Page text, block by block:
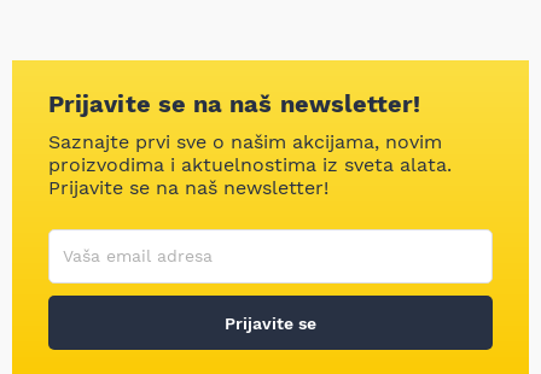
Prijavite se na naš newsletter!
Saznajte prvi sve o našim akcijama, novim
proizvodima i aktuelnostima iz sveta alata.
Prijavite se na naš newsletter!
Korisničko ime
Vaša email adresa
Prijavite se